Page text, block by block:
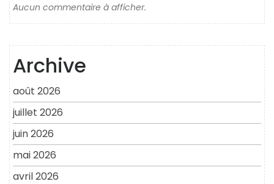
Aucun commentaire à afficher.
Archive
août 2026
juillet 2026
juin 2026
mai 2026
avril 2026